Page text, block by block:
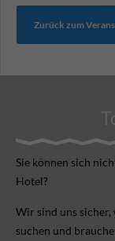
Zurück zum
Sie können sich
Hotel?
Wir sind uns sicher,
suchen und